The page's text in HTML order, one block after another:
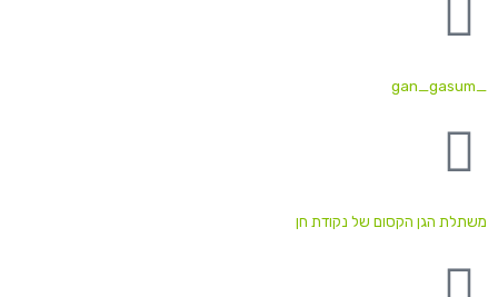
_gan_gasum
משתלת הגן הקסום של נקודת חן